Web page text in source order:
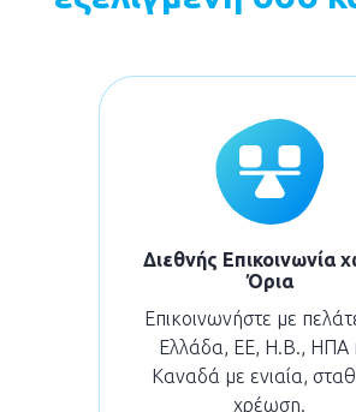
Διεθνής Επικοινωνία
Όρια
Επικοινωνήστε με
Ελλάδα, ΕΕ, Η.Β., ΗΠΑ
Καναδά με ενιαία,
χρέωση.